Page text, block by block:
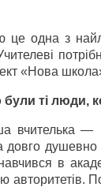
це одна з
«Нова
ті люди,
вчителька —
душевно
в
авторитетів.